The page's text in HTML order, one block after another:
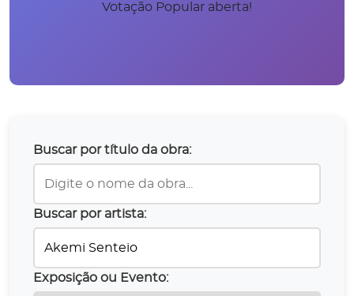
Votação Popular aberta!
Buscar por título da obra:
Buscar por artista:
Exposição ou Evento: